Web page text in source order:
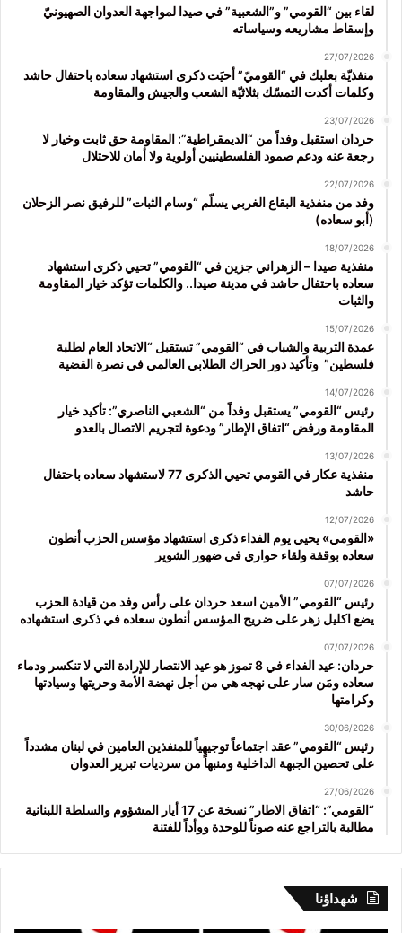
لقاء بين “القومي” و”الشعبية” في صيدا لمواجهة العدوان الصهيونيّ
وإسقاط مشاريعه وسياساته
27/07/2026
منفذيّة بعلبك في “القوميّ” أحيَت ذكرى استشهاد سعاده باحتفال حاشد
وكلمات أكدت التمسّك بثلاثيّة الشعب والجيش والمقاومة
23/07/2026
حردان استقبل وفداً من “الديمقراطية”: المقاومة حق ثابت وخيار لا
رجعة عنه ودعم صمود الفلسطينيين أولوية ولا أمان للاحتلال
22/07/2026
وفد من منفذية البقاع الغربي يسلّم “وسام الثبات” للرفيق نصر الزحلان
(أبو سعاده)
18/07/2026
منفذية صيدا – الزهراني جزين في “القومي” تحيي ذكرى استشهاد
سعاده باحتفال حاشد في مدينة صيدا.. والكلمات تؤكد خيار المقاومة
والثبات
15/07/2026
عمدة التربية والشباب في “القومي” تستقبل “الاتحاد العام لطلبة
فلسطين” وتأكيد دور الحراك الطلابي العالمي في نصرة القضية
14/07/2026
رئيس “القومي” يستقبل وفداً من “الشعبي الناصري”: تأكيد خيار
المقاومة ورفض “اتفاق الإطار” ودعوة لتجريم الاتصال بالعدو
13/07/2026
منفذية عكار في القومي تحيي الذكرى 77 لاستشهاد سعاده باحتفال
حاشد
12/07/2026
«القومي» يحيي يوم الفداء ذكرى استشهاد مؤسس الحزب أنطون
سعاده بوقفة ولقاء حواري في ضهور الشوير
07/07/2026
رئيس “القومي” الأمين اسعد حردان على رأس وفد من قيادة الحزب
يضع اكليل زهر على ضريح المؤسس أنطون سعاده في ذكرى استشهاده
07/07/2026
حردان: عيد الفداء في 8 تموز هو عيد الانتصار للإرادة التي لا تنكسر ودماء
سعاده ومَن سار على نهجه هي من أجل نهضة الأمة وحريتها وسيادتها
وكرامتها
30/06/2026
رئيس “القومي” عقد اجتماعاً توجيهياً للمنفذين العامين في لبنان مشدداً
على تحصين الجبهة الداخلية ومنبهاً من سرديات تبرير العدوان
27/06/2026
“القومي”: “اتفاق الاطار” نسخة عن 17 أيار المشؤوم والسلطة اللبنانية
مطالبة بالتراجع عنه صوناً للوحدة ووأداً للفتنة
شهداؤنا